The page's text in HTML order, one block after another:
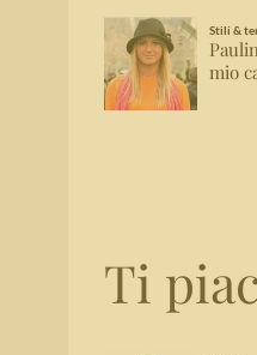
Stili &
mio
Ti